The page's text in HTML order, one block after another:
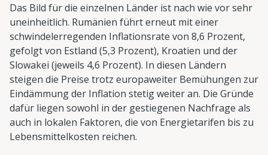
Das Bild für die einzelnen Länder ist nach wie vor sehr
uneinheitlich. Rumänien führt erneut mit einer
schwindelerregenden Inflationsrate von 8,6 Prozent,
gefolgt von Estland (5,3 Prozent), Kroatien und der
Slowakei (jeweils 4,6 Prozent). In diesen Ländern
steigen die Preise trotz europaweiter Bemühungen zur
Eindämmung der Inflation stetig weiter an. Die Gründe
dafür liegen sowohl in der gestiegenen Nachfrage als
auch in lokalen Faktoren, die von Energietarifen bis zu
Lebensmittelkosten reichen.